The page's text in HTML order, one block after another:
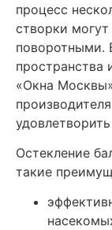
процесс
створки
поворотными.
пространства
«Окна
Остекление
такие